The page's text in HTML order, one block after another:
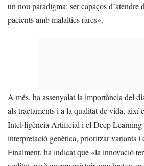
un nou paradigma: ser capaços d’atendre
pacients amb malalties rares».
A més, ha assenyalat la importància del
als tractaments i a la qualitat de vida, així
Intel·ligència Artificial i el Deep
interpretació genètica, prioritzar variants i
Finalment, ha indicat que «la innovació